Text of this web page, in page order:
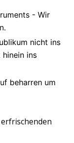
- Wir
nicht ins
ins
beharren um